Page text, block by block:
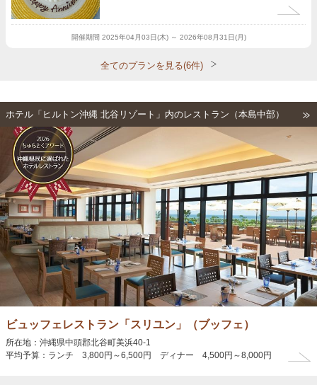
開催期間 2025年04月03日(木) ～ 2026年08月31日(月)
全てのプランを見る(6件)
ホテル「ヒルトン沖縄 北谷リゾート」内のレストラン（本島中部）
ビュッフェレストラン「スリユン」（ブッフェ）
所在地：沖縄県中頭郡北谷町美浜40-1
平均予算：ランチ 3,800円～6,500円 ディナー 4,500円～8,000円